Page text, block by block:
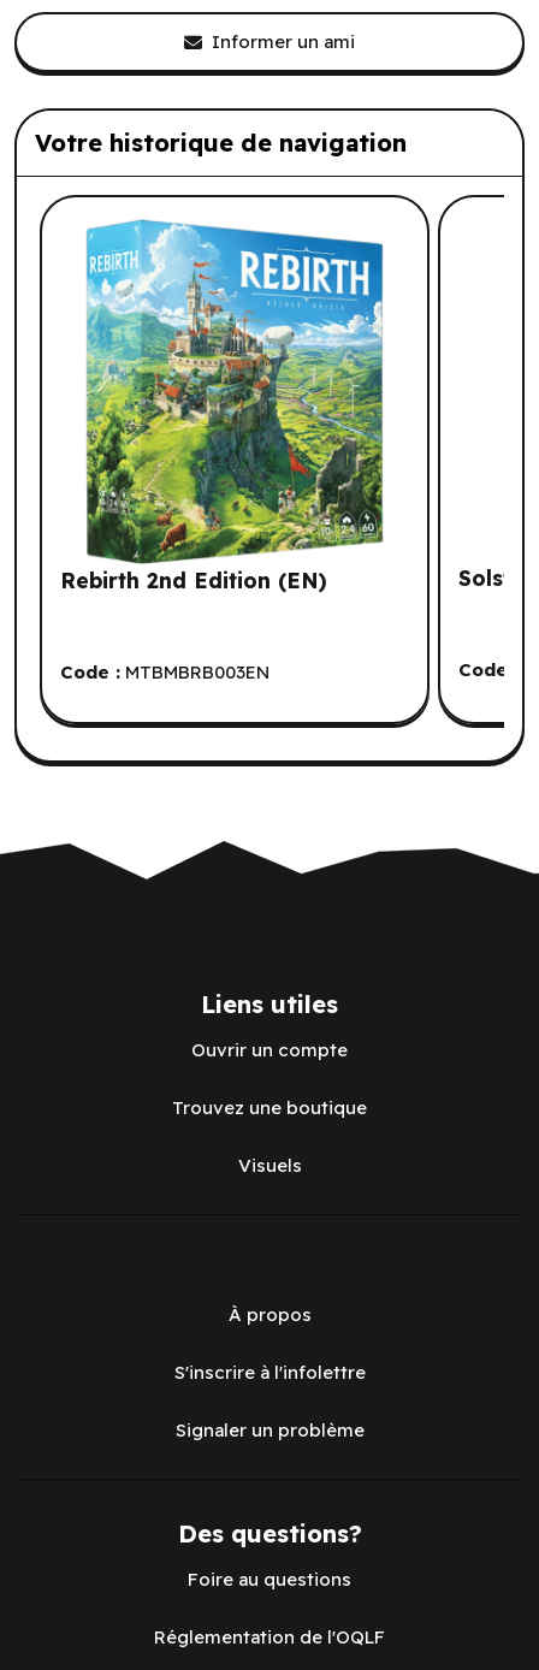
Informer un ami
Votre historique de navigation
Liste de produits suggérés: Votre
Rebirth 2nd Edition (EN)
Code : MTBMBRB003EN
Solstis
Code :
Liens utiles
Ouvrir un compte
Trouvez une boutique
Visuels
À propos
S'inscrire à l'infolettre
Signaler un problème
Des questions?
Foire au questions
Réglementation de l'OQLF